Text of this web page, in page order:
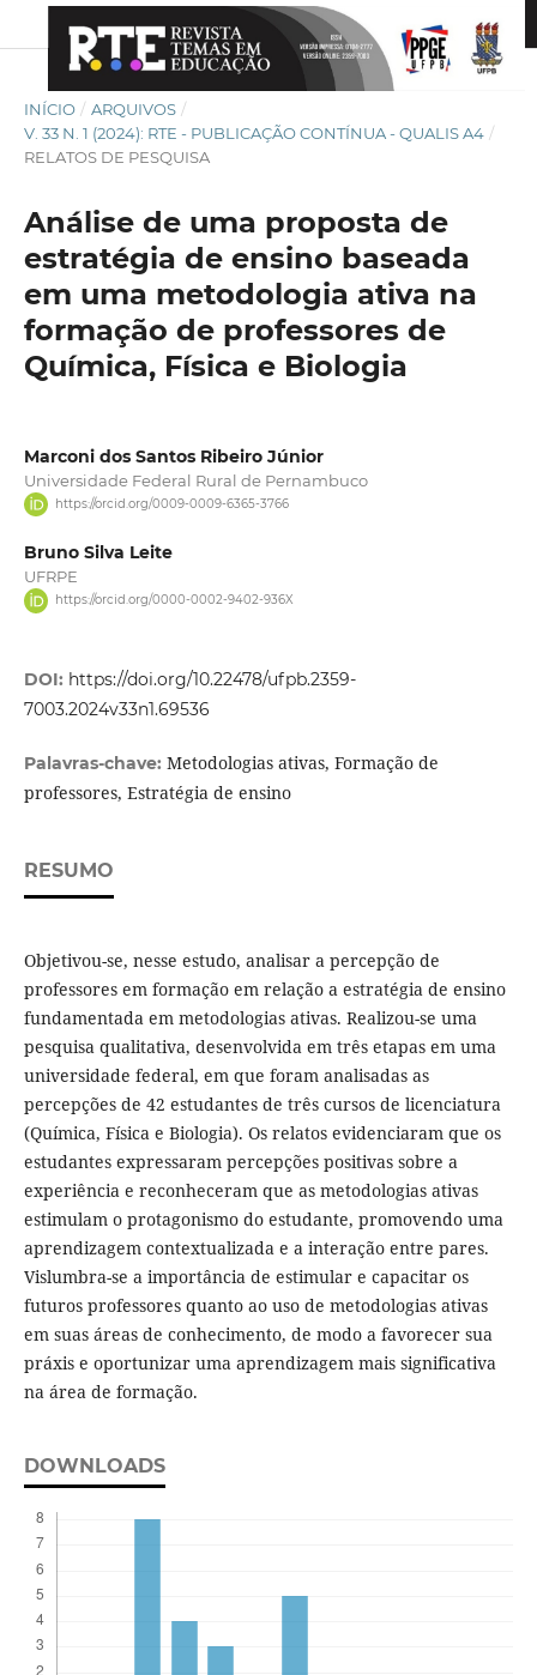
INÍCIO / ARQUIVOS /
V. 33 N. 1 (2024): RTE - PUBLICAÇÃO CONTÍNUA - QUALIS A4 /
RELATOS DE PESQUISA
Análise de uma proposta de
estratégia de ensino baseada
em uma metodologia ativa na
formação de professores de
Química, Física e Biologia
Marconi dos Santos Ribeiro Júnior
Universidade Federal Rural de Pernambuco
https://orcid.org/0009-0009-6365-3766
Bruno Silva Leite
UFRPE
https://orcid.org/0000-0002-9402-936X
DOI: https://doi.org/10.22478/ufpb.2359-
7003.2024v33n1.69536
Palavras-chave: Metodologias ativas, Formação de
professores, Estratégia de ensino
RESUMO
Objetivou-se, nesse estudo, analisar a percepção de
professores em formação em relação a estratégia de ensino
fundamentada em metodologias ativas. Realizou-se uma
pesquisa qualitativa, desenvolvida em três etapas em uma
universidade federal, em que foram analisadas as
percepções de 42 estudantes de três cursos de licenciatura
(Química, Física e Biologia). Os relatos evidenciaram que os
estudantes expressaram percepções positivas sobre a
experiência e reconheceram que as metodologias ativas
estimulam o protagonismo do estudante, promovendo uma
aprendizagem contextualizada e a interação entre pares.
Vislumbra-se a importância de estimular e capacitar os
futuros professores quanto ao uso de metodologias ativas
em suas áreas de conhecimento, de modo a favorecer sua
práxis e oportunizar uma aprendizagem mais significativa
na área de formação.
DOWNLOADS